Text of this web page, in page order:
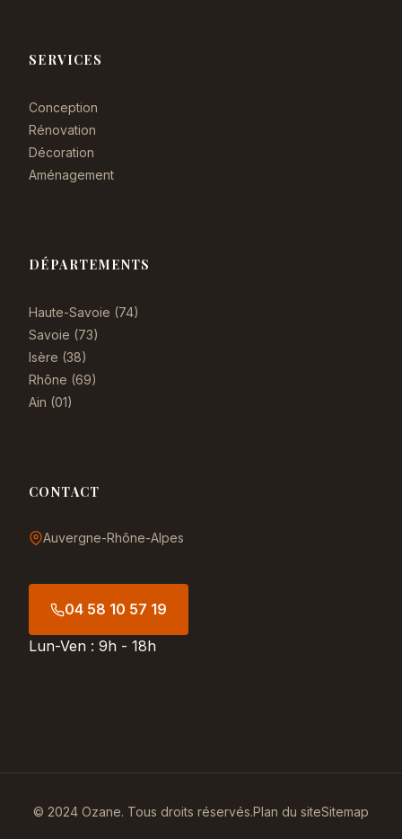
SERVICES
Conception
Rénovation
Décoration
Aménagement
DÉPARTEMENTS
Haute-Savoie (74)
Savoie (73)
Isère (38)
Rhône (69)
Ain (01)
CONTACT
Auvergne-Rhône-Alpes
04 58 10 57 19
Lun-Ven : 9h - 18h
© 2024 Ozane. Tous droits réservés.Plan du siteSitemap